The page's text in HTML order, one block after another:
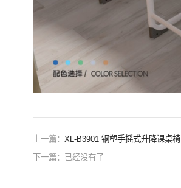
上一篇： XL-B3901 钢塑手摇式升降课桌椅
下一篇：已经没有了